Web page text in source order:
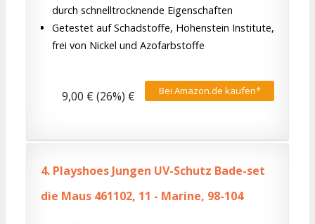
durch schnelltrocknende Eigenschaften
Getestet auf Schadstoffe, Hohenstein Institute,
frei von Nickel und Azofarbstoffe
Bei Amazon.de kaufen*
9,00 € (26%) €
4. Playshoes Jungen UV-Schutz Bade-set
die Maus 461102, 11 - Marine, 98-104